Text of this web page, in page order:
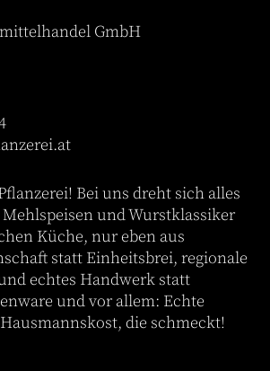
GmbH
Bei uns dreht sich alles
und Wurstklassiker
Küche, nur eben aus
statt Einheitsbrei, regionale
echtes Handwerk statt
und vor allem: Echte
die schmeckt!